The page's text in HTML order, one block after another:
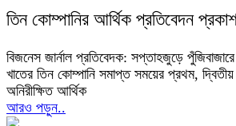
তিন কোম্পানির আর্থিক প্রতিবেদন
বিজনেস জার্নাল প্রতিবেদক: সপ্তাহজুড়ে
খাতের তিন কোম্পানি সমাপ্ত সময়ের প্রথম,
অনিরীক্ষিত আর্থিক
আরও পড়ুন..